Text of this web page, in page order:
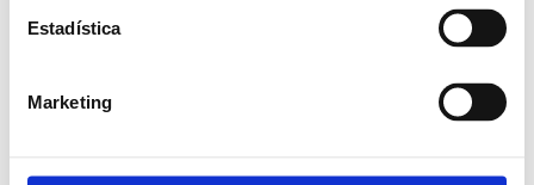
Estadística
Marketing